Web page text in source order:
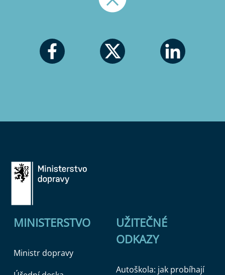
MINISTERSTVO
Ministr dopravy
UŽITEČNÉ
ODKAZY
Autoškola: jak probíhají